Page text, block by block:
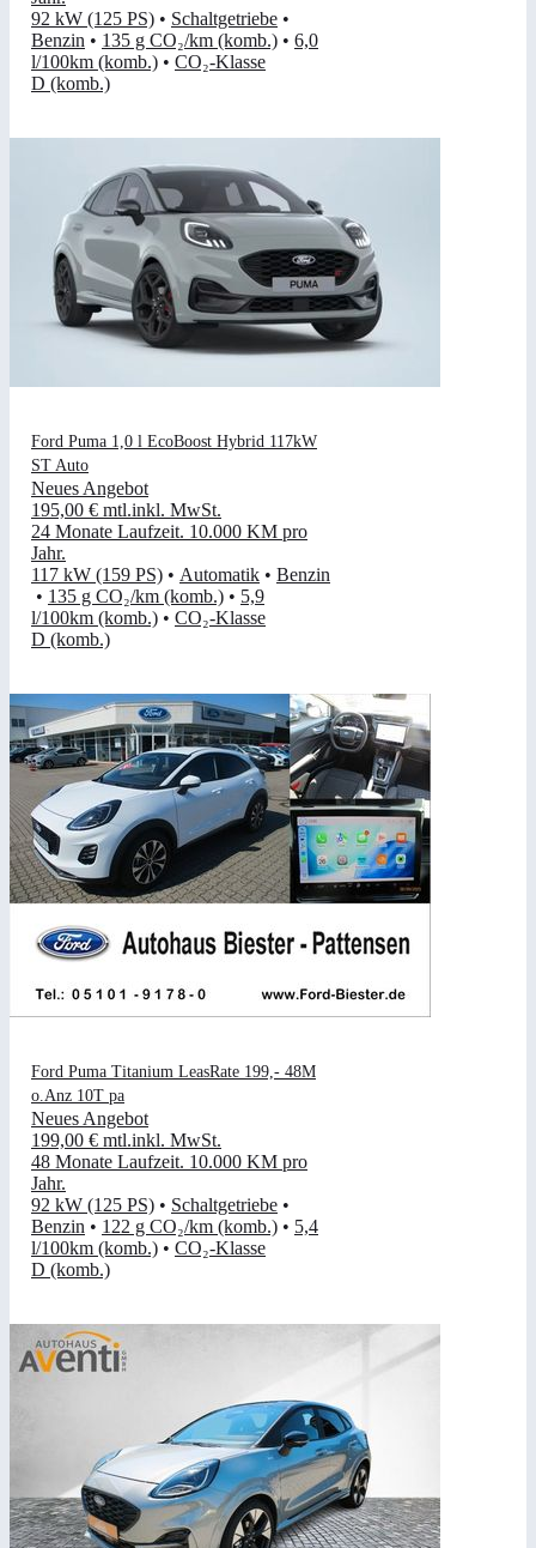
92 kW (125 PS) • Schaltgetriebe •
Benzin • 135 g CO₂/km (komb.) • 6,0
l/100km (komb.) • CO₂-Klasse
D (komb.)
Ford Puma 1,0 l EcoBoost Hybrid 117kW
ST Auto
Neues Angebot
195,00 € mtl.inkl. MwSt.
24 Monate Laufzeit. 10.000 KM pro
Jahr.
117 kW (159 PS) • Automatik • Benzin
• 135 g CO₂/km (komb.) • 5,9
l/100km (komb.) • CO₂-Klasse
D (komb.)
Ford Puma Titanium LeasRate 199,- 48M
o.Anz 10T pa
Neues Angebot
199,00 € mtl.inkl. MwSt.
48 Monate Laufzeit. 10.000 KM pro
Jahr.
92 kW (125 PS) • Schaltgetriebe •
Benzin • 122 g CO₂/km (komb.) • 5,4
l/100km (komb.) • CO₂-Klasse
D (komb.)